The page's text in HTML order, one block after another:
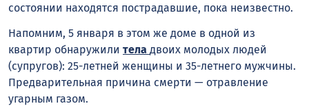
состоянии находятся пострадавшие, пока неизвестно.
Напомним, 5 января в этом же доме в одной из
квартир обнаружили тела двоих молодых людей
(супругов): 25-летней женщины и 35-летнего мужчины.
Предварительная причина смерти — отравление
угарным газом.